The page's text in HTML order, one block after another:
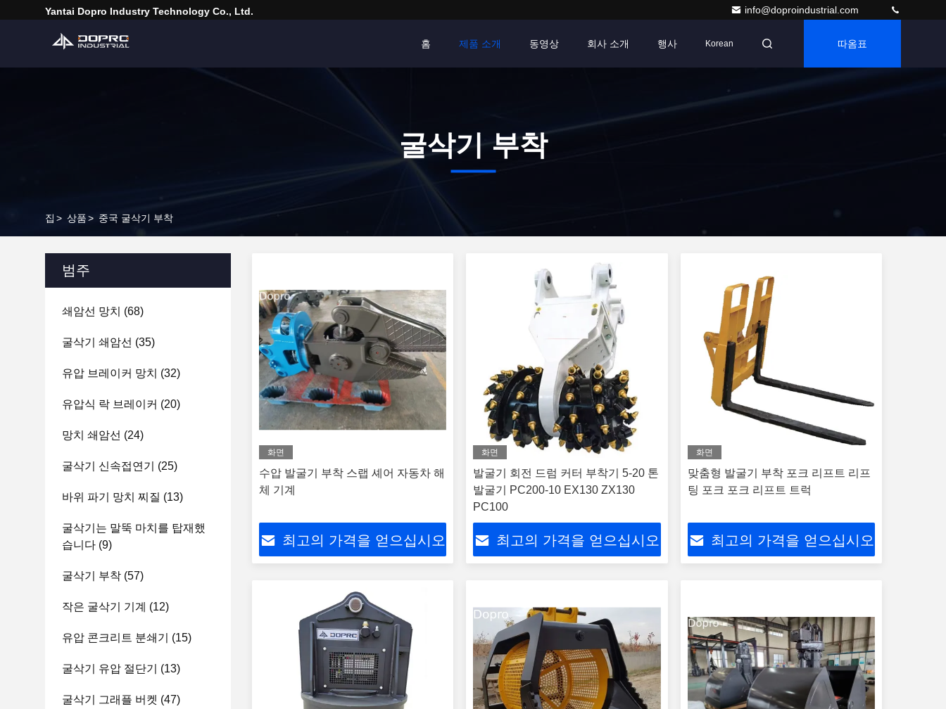
Yantai Dopro Industry Technology Co., Ltd. info@doproindustrial.com
홈 제품 소개 동영상 회사 소개 행사 Korean 따옴표
굴삭기 부착
집 > 상품> 중국 굴삭기 부착
범주
쇄암선 망치 (68)
굴삭기 쇄암선 (35)
유압 브레이커 망치 (32)
유압식 락 브레이커 (20)
망치 쇄암선 (24)
굴삭기 신속접연기 (25)
바위 파기 망치 찌질 (13)
굴삭기는 말뚝 마치를 탑재했
습니다 (9)
굴삭기 부착 (57)
작은 굴삭기 기계 (12)
유압 콘크리트 분쇄기 (15)
굴삭기 유압 절단기 (13)
굴삭기 그래플 버켓 (47)
화면
수압 발굴기 부착 스랩 셰어 자동차 해
체 기계
최고의 가격을 얻으십시오
화면
발굴기 회전 드럼 커터 부착기 5-20 톤
발굴기 PC200-10 EX130 ZX130
PC100
최고의 가격을 얻으십시오
화면
맞춤형 발굴기 부착 포크 리프트 리프
팅 포크 포크 리프트 트럭
최고의 가격을 얻으십시오